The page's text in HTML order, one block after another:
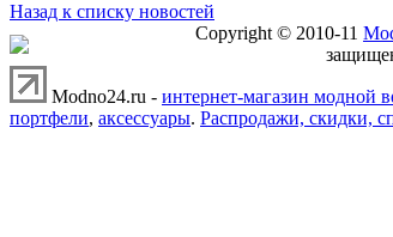
Назад к списку новостей
Copyright © 2010-11
Modno24.ru - интернет-магазин модной
портфели, аксессуары. Распродажи, скидки,